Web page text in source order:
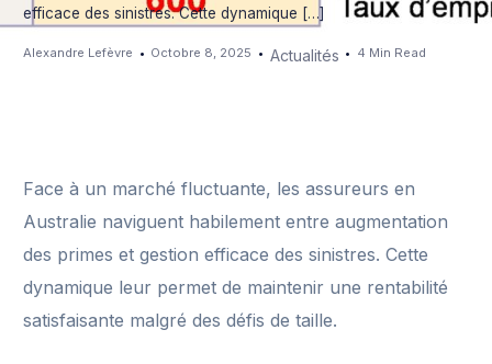
efficace des sinistres. Cette dynamique […]
Alexandre Lefèvre Octobre 8, 2025 Actualités 4 Min Read
Face à un marché fluctuante, les assureurs en
Australie naviguent habilement entre augmentation
des primes et gestion efficace des sinistres. Cette
dynamique leur permet de maintenir une rentabilité
satisfaisante malgré des défis de taille.